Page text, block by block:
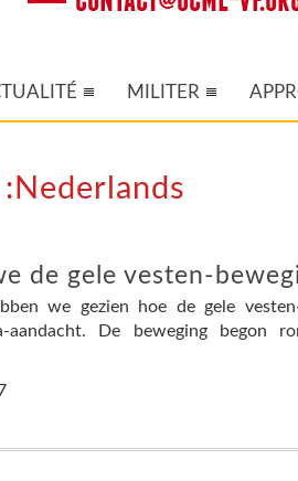
MILITER
de gele vesten-
we gezien hoe de gele
aandacht. De beweging begon